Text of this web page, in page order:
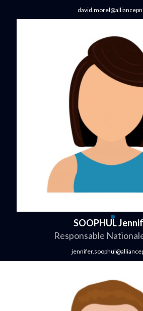
SOOPHUL
Responsable